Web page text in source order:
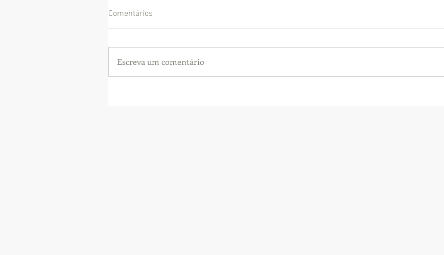
Comentários
Escreva um comentário